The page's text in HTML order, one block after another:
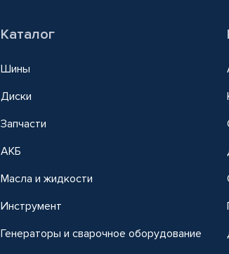
Каталог
Шины
Диски
Запчасти
АКБ
Масла и жидкости
Инструмент
Генераторы и сварочное оборудование